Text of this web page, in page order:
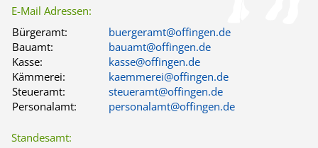
E-Mail Adressen:
Bürgeramt:
buergeramt@offingen.de
Bauamt:
bauamt@offingen.de
Kasse:
kasse@offingen.de
Kämmerei:
kaemmerei@offingen.de
Steueramt:
steueramt@offingen.de
Personalamt:
personalamt@offingen.de
Standesamt: